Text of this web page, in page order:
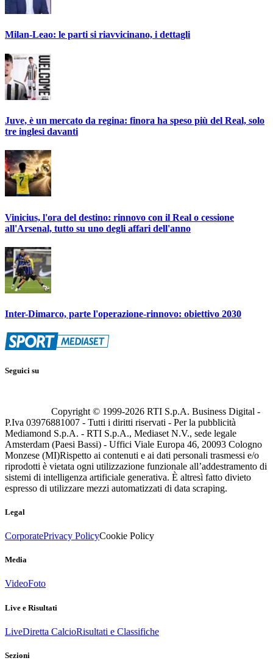
Milan-Leao: le parti si riavvicinano, i dettagli
Juve, è un mercato da regina: finora ha speso più del Real, solo
tre inglesi davanti
Vinicius, l'ora del destino: rinnovo con il Real o cessione
all'Arsenal, tutto su uno degli affari dell'anno
Inter-Dimarco, parte l'operazione-rinnovo: obiettivo 2030
Seguici su
Copyright © 1999-2026 RTI S.p.A. Business Digital -
P.Iva 03976881007 - Tutti i diritti riservati - Per la pubblicità
Mediamond S.p.A. - RTI S.p.A., Mediaset N.V., sede legale
Amsterdam (Paesi Bassi) - Uffici Viale Europa 46, 20093 Cologno
Monzese (MI)Rispetto ai contenuti e ai dati personali trasmessi e/o
riprodotti è vietata ogni utilizzazione funzionale all’addestramento di
sistemi di intelligenza artificiale generativa. È altresì fatto divieto
espresso di utilizzare mezzi automatizzati di data scraping.
Legal
CorporatePrivacy PolicyCookie Policy
Media
VideoFoto
Live e Risultati
LiveDiretta CalcioRisultati e Classifiche
Sezioni